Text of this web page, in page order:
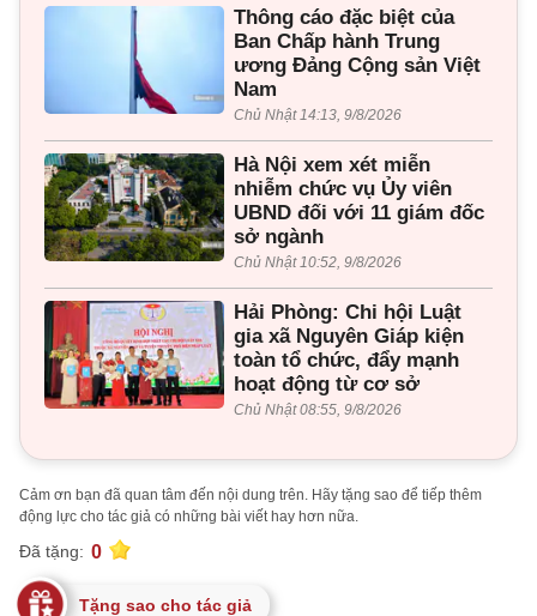
Thông cáo đặc biệt của
Ban Chấp hành Trung
ương Đảng Cộng sản Việt
Nam
Chủ Nhật 14:13, 9/8/2026
Hà Nội xem xét miễn
nhiễm chức vụ Ủy viên
UBND đối với 11 giám đốc
sở ngành
Chủ Nhật 10:52, 9/8/2026
Hải Phòng: Chi hội Luật
gia xã Nguyên Giáp kiện
toàn tổ chức, đẩy mạnh
hoạt động từ cơ sở
Chủ Nhật 08:55, 9/8/2026
Cảm ơn bạn đã quan tâm đến nội dung trên. Hãy tặng sao để tiếp thêm
động lực cho tác giả có những bài viết hay hơn nữa.
Đã tặng: 0
Tặng sao cho tác giả